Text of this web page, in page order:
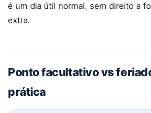
é um dia útil normal, sem direito a
extra.
Ponto facultativo vs
prática